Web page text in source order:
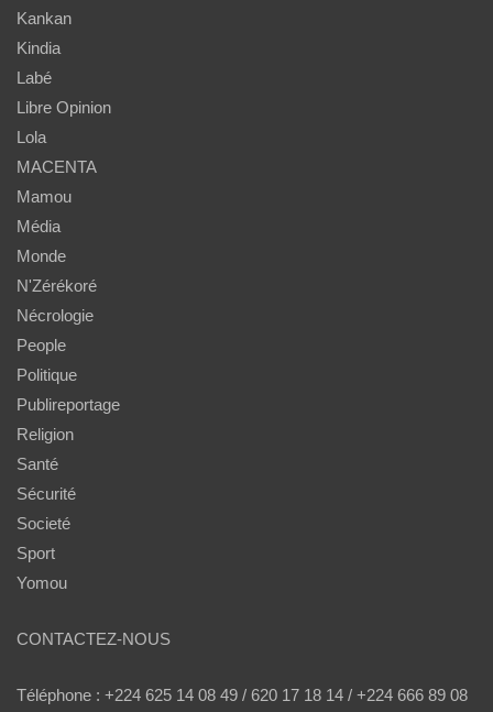
Kankan
Kindia
Labé
Libre Opinion
Lola
MACENTA
Mamou
Média
Monde
N'Zérékoré
Nécrologie
People
Politique
Publireportage
Religion
Santé
Sécurité
Societé
Sport
Yomou
CONTACTEZ-NOUS
Téléphone : +224 625 14 08 49 / 620 17 18 14 / +224 666 89 08